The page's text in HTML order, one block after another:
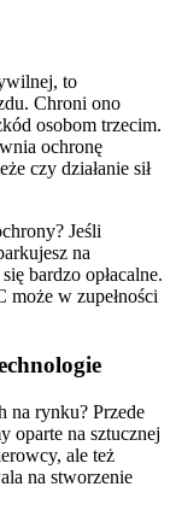
to
Chroni ono
osobom trzecim.
ochronę
czy działanie sił
Jeśli
na
bardzo opłacalne.
w zupełności
na rynku? Przede
oparte na sztucznej
ale też
na stworzenie